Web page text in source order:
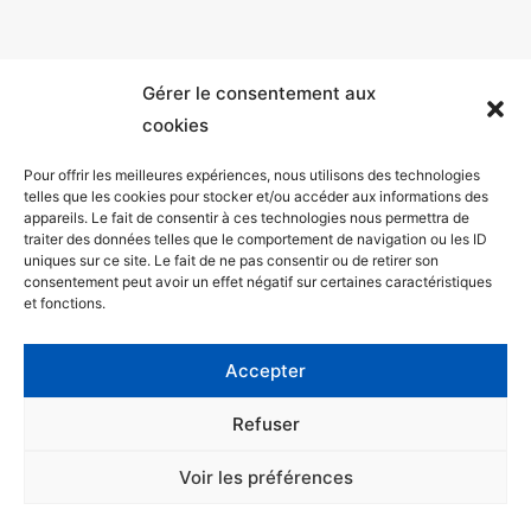
Gérer le consentement aux
cookies
Pour offrir les meilleures expériences, nous utilisons des technologies
telles que les cookies pour stocker et/ou accéder aux informations des
appareils. Le fait de consentir à ces technologies nous permettra de
traiter des données telles que le comportement de navigation ou les ID
uniques sur ce site. Le fait de ne pas consentir ou de retirer son
consentement peut avoir un effet négatif sur certaines caractéristiques
et fonctions.
Accepter
Refuser
Voir les préférences
Mentions légales
Politique de confidentialité